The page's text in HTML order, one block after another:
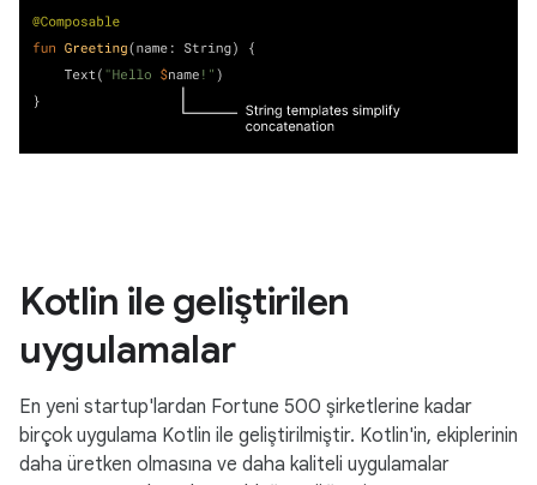
Kotlin ile geliştirilen
uygulamalar
En yeni startup'lardan Fortune 500 şirketlerine kadar
birçok uygulama Kotlin ile geliştirilmiştir. Kotlin'in, ekiplerinin
daha üretken olmasına ve daha kaliteli uygulamalar